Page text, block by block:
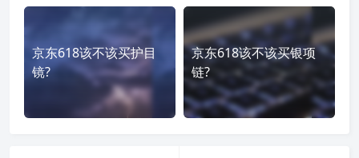
京东618该不该买护目
镜?
京东618该不该买银项
链?